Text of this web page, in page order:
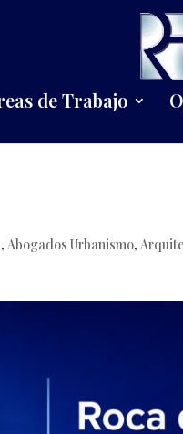
de Trabajo
,Abogados Urbanismo,